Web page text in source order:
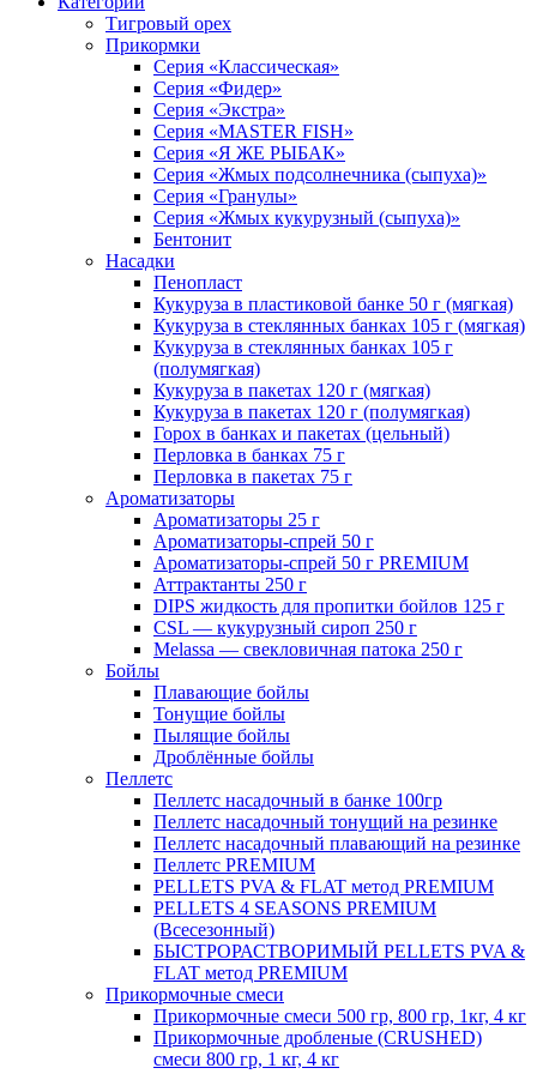
Тигровый орех
Прикормки
Серия «Классическая»
Серия «Фидер»
Серия «Экстра»
Серия «MASTER FISH»
Серия «Я ЖЕ РЫБАК»
Серия «Жмых подсолнечника (сыпуха)»
Cерия «Гранулы»
Серия «Жмых кукурузный (сыпуха)»
Бентонит
Насадки
Пенопласт
Кукуруза в пластиковой банке 50 г (мягкая)
Кукуруза в стеклянных банках 105 г (мягкая)
Кукуруза в стеклянных банках 105 г
(полумягкая)
Кукуруза в пакетах 120 г (мягкая)
Кукуруза в пакетах 120 г (полумягкая)
Горох в банках и пакетах (цельный)
Перловка в банках 75 г
Перловка в пакетах 75 г
Ароматизаторы
Ароматизаторы 25 г
Ароматизаторы-спрей 50 г
Ароматизаторы-спрей 50 г PREMIUM
Аттрактанты 250 г
DIPS жидкость для пропитки бойлов 125 г
CSL — кукурузный сироп 250 г
Melassa — свекловичная патока 250 г
Бойлы
Плавающие бойлы
Тонущие бойлы
Пылящие бойлы
Дроблённые бойлы
Пеллетс
Пеллетс насадочный в банке 100гр
Пеллетс насадочный тонущий на резинке
Пеллетс насадочный плавающий на резинке
Пеллетс PREMIUM
PELLETS PVA & FLAT метод PREMIUM
PELLETS 4 SEASONS PREMIUM
(Всесезонный)
БЫСТРОРАСТВОРИМЫЙ PELLETS PVA &
FLAT метод PREMIUM
Прикормочные смеси
Прикормочные смеси 500 гр, 800 гр, 1кг, 4 кг
Прикормочные дробленые (CRUSHED)
смеси 800 гр, 1 кг, 4 кг